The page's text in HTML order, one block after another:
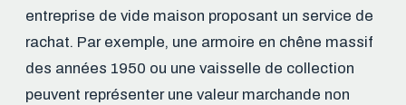
entreprise de vide maison proposant un service de
rachat. Par exemple, une armoire en chêne massif
des années 1950 ou une vaisselle de collection
peuvent représenter une valeur marchande non